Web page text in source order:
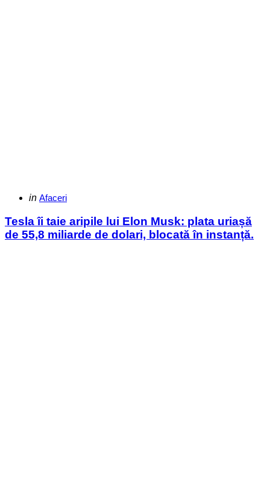
Categories
Posted
in Afaceri
Tesla îi taie aripile lui Elon Musk: plata uriașă
de 55,8 miliarde de dolari, blocată în instanță.